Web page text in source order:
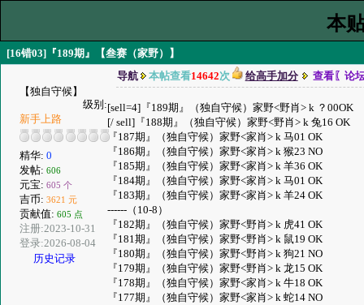
本
[16错03]『189期』【叁赛（家野）】
【独自守候】
级别:
新手上路
精华: 0
发帖: 606
元宝: 605 个
吉币: 3621 元
贡献值: 605 点
注册:2023-10-31
登录:2026-08-04
历史记录
导航 本帖查看14642次 给高手加分 查看〖论
[sell=4]『189期』（独自守候）家野<野肖> k ？00OK
[/ sell]『188期』（独自守候）家野<野肖> k 兔16 OK
『187期』（独自守候）家野<家肖> k 马01 OK
『186期』（独自守候）家野<家肖> k 猴23 NO
『185期』（独自守候）家野<家肖> k 羊36 OK
『184期』（独自守候）家野<家肖> k 马01 OK
『183期』（独自守候）家野<家肖> k 羊24 OK
------（10-8）
『182期』（独自守候）家野<野肖> k 虎41 OK
『181期』（独自守候）家野<野肖> k 鼠19 OK
『180期』（独自守候）家野<野肖> k 狗21 NO
『179期』（独自守候）家野<野肖> k 龙15 OK
『178期』（独自守候）家野<家肖> k 牛18 OK
『177期』（独自守候）家野<家肖> k 蛇14 NO